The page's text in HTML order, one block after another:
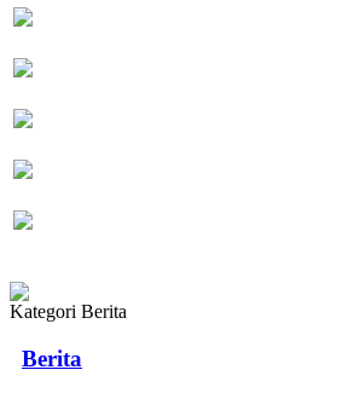
Kategori Berita
Berita